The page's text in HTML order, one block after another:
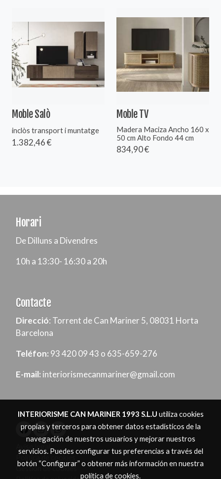
Moble Salò
inclòs transport i muntatge
1.382,46 €
Moble TV
Madera Maciza Ancho 160 x
50 cm Alto Fondo 44 cm
834,90 €
Horari
De Dilluns a Divendres
10h a 13:30- 16:30 a 20h
Contacte
Direcció: Torrent de Can Mariner 5, 08031 Horta
Barcelona
Teléfon: 93 420 09 43 o 635-659-276
E-mail: interiorismecanmariner@gmail.com
Aviso legal
Gestión de cookies
INTERIORISME CAN MARINER 1993 S.L.U utiliza cookies
propias y terceros para obtener datos estadísticos de la
navegación de nuestros usuarios y mejorar nuestros
servicios. Puedes configurar tus preferencias a través del
botón “Configurar” o obtener más información en nuestra
política de cookies.